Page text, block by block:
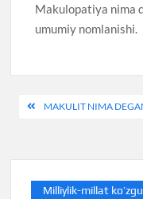
Makulopatiya nima
umumiy nomlanishi.
PostMAKULIT NIMA
Milliylik-millat